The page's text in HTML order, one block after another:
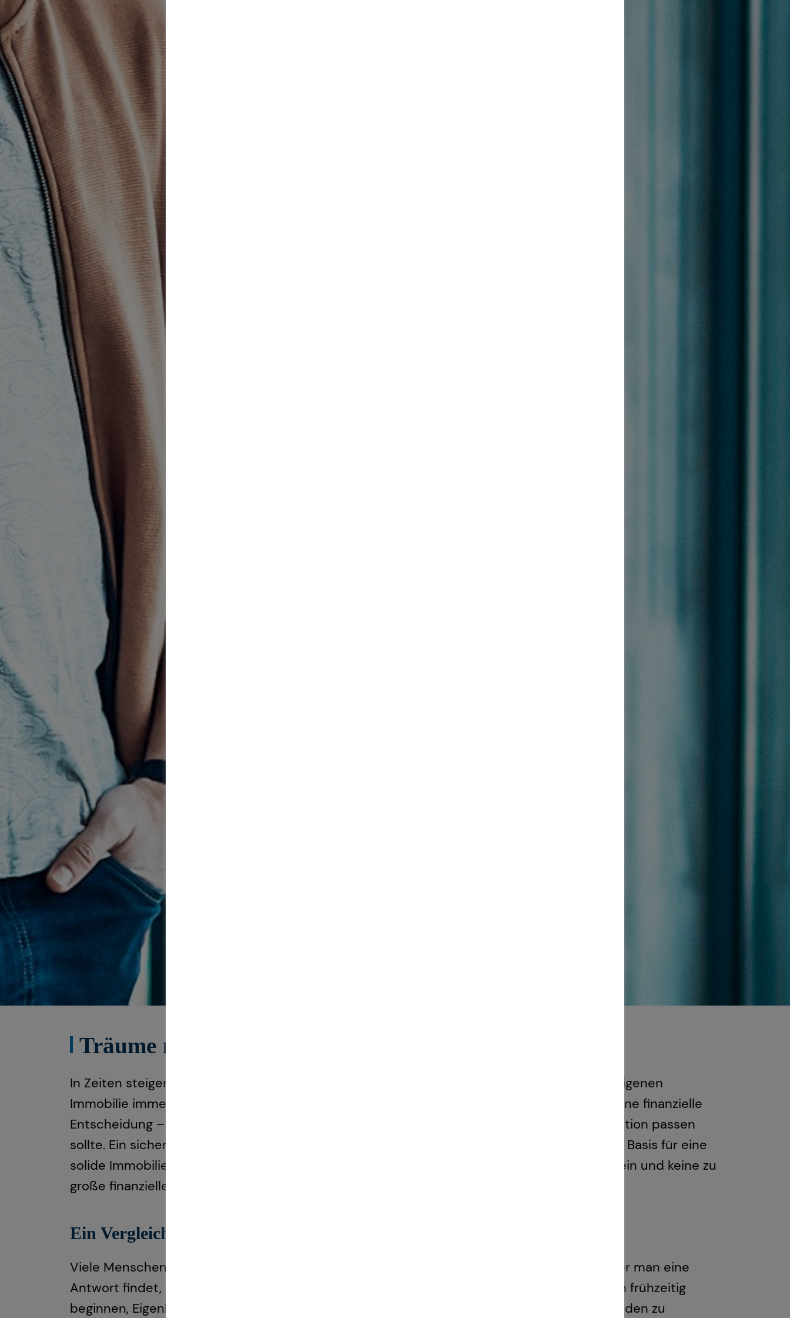
Träume realisieren und dein Eigenheim verwirklichen
In Zeiten steigender Mietpreise und zunehmend knappen Wohnraums wird der Kauf einer eigenen
Immobilie immer attraktiver. Doch die Finanzierung eines Eigenheims ist weit mehr als nur eine finanzielle
Entscheidung – sie ist ein emotionaler Meilenstein, der perfekt zu deiner persönlichen Situation passen
sollte. Ein sicheres Einkommen, ausreichendes Eigenkapital und eine gute Bonität bilden die Basis für eine
solide Immobilienfinanzierung. Dabei sollte dein Eigenheim immer ein Ort zum Wohlfühlen sein und keine zu
große finanzielle Belastung darstellen.
Ein Vergleich: Kauf versus Miete
Viele Menschen stehen irgendwann in ihrem Leben vor der Frage: Miete oder Kauf? Je früher man eine
Antwort findet, desto besser. Entscheidet man sich in jungen Jahren für den Kauf, kann man frühzeitig
beginnen, Eigenkapital zu sparen, und hat so nach der Kreditaufnahme genug Zeit, die Schulden zu